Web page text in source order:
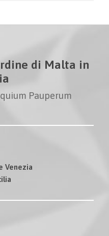
di Malta in
Pauperum
Venezia